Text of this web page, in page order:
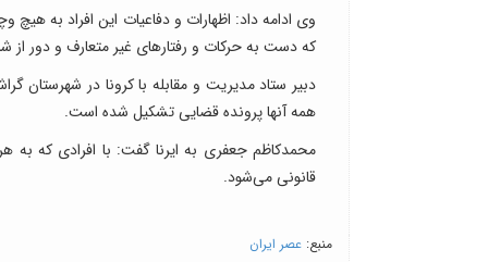
وی ادامه داد: اظهارات و دفاعیات این افراد به
که دست به حرکات و رفتارهای غیر متعارف و دور
دبیر ستاد مدیریت و مقابله با کرونا در شهرستان
همه آنها پرونده قضایی تشکیل شده است.
محمدکاظم جعفری به ایرنا گفت: با افرادی که به
قانونی می‌شود.
منبع: عصر ایران